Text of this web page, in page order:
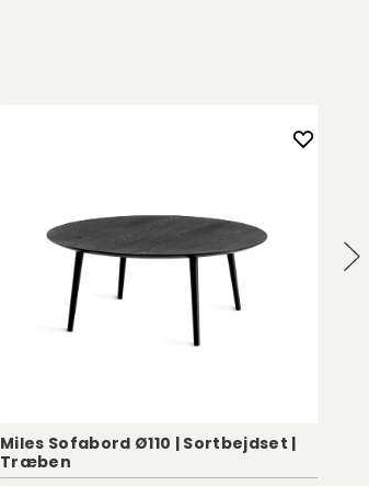
Miles Sofabord Ø110 | Sortbejdset |
Træben